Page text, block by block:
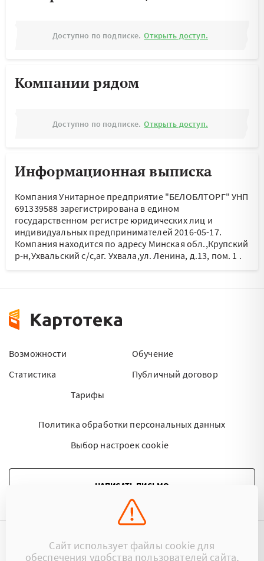
Доступно по подписке. Открыть доступ.
Компании рядом
Доступно по подписке. Открыть доступ.
Информационная выписка
Компания Унитарное предприятие "БЕЛОБЛТОРГ" УНП
691339588 зарегистрирована в едином
государственном регистре юридических лиц и
индивидуальных предпринимателей 2016-05-17.
Компания находится по адресу Минская обл.,Крупский
р-н,Ухвальский с/с,аг. Ухвала,ул. Ленина, д.13, пом. 1 .
Возможности
Статистика
Тарифы
Обучение
Публичный договор
Политика обработки персональных данных
Выбор настроек cookie
НАПИСАТЬ ПИСЬМО
©2015 - 2026 Kartoteka.by Все права защищены.
Сайт использует файлы cookie для
обеспечения удобства пользователей сайта,